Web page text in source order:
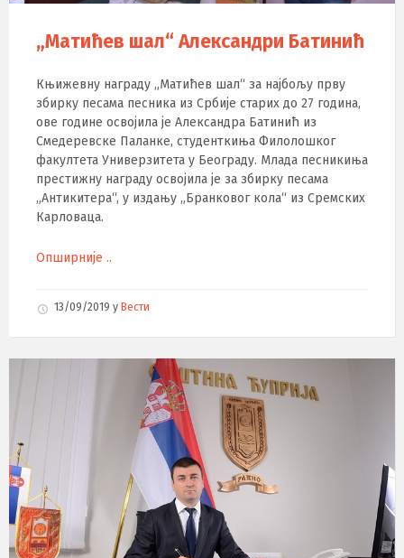
„Матићев шал“ Александри Батинић
Књижевну награду „Матићев шал“ за најбољу прву
збирку песама песника из Србије старих до 27 година,
ове године освојила је Александра Батинић из
Смедеревске Паланке, студенткиња Филолошког
факултета Универзитета у Београду. Млада песникиња
престижну награду освојила је за збирку песама
„Антикитера“, у издању „Бранковог кола“ из Сремских
Карловаца.
Опширније ..
13/09/2019 у Вести